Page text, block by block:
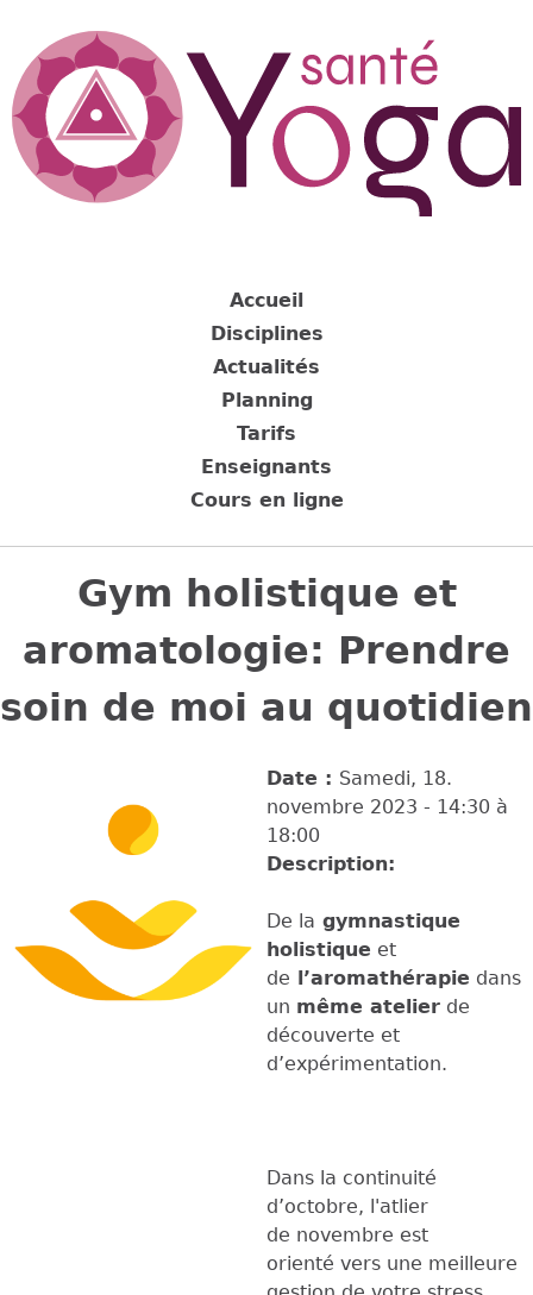
navigation
Back
Gym holistique et
aromatologie: Prendre
soin de moi au quotidien
Date : Samedi, 18.
novembre 2023 - 14:30 à
18:00
Description:
De la gymnastique
holistique et
de l’aromathérapie dans
un même atelier de
découverte et
d’expérimentation.
Dans la continuité
d’octobre, l'atlier
de novembre est
orienté vers une meilleure
Accueil
Disciplines
Actualités
Planning
Tarifs
Enseignants
Cours en ligne